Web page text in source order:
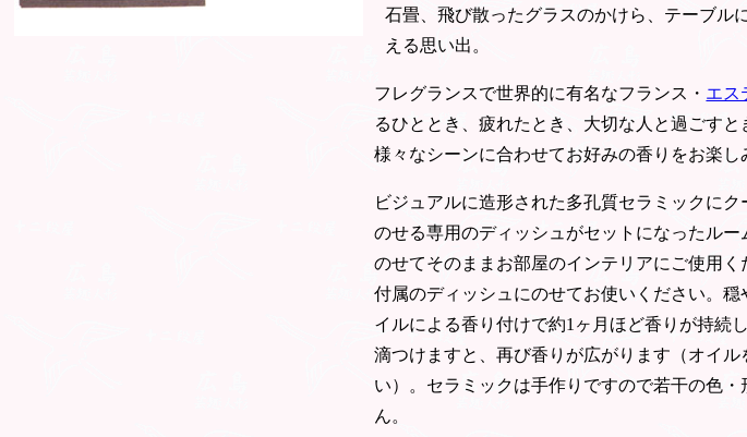
石畳、飛び散ったグラスのかけら、テーブル
える思い出。
フレグランスで世界的に有名なフランス・ エス
るひととき、疲れたとき、大切な人と過ごす
様々なシーンに合わせてお好みの香りをお楽し
ビジュアルに造形された多孔質セラミックに
のせる専用のディッシュがセットになったル
のせてそのままお部屋のインテリアにご使用
付属のディッシュにのせてお使いください。
イルによる香り付けで約1ヶ月ほど香りが持続
滴つけますと、再び香りが広がります（オイ
い）。セラミックは手作りですので若干の色
ん。